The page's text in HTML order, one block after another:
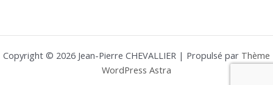
Copyright © 2026 Jean-Pierre CHEVALLIER | Propulsé par Thème
WordPress Astra